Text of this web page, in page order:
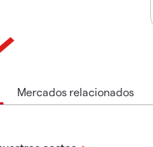
Mercados relacionados